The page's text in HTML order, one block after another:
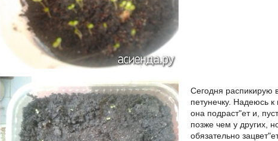
Сегодня распикирую
петунечку. Надеюсь
она подраст"ет и,
позже чем у других,
обязательно